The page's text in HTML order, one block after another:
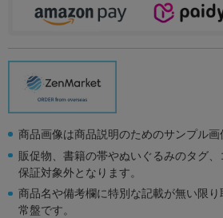
商品画像は商品説明のためのサンプル画
販促物、書籍の帯やぬいぐるみのタグ
保証対象外となります。
商品名や備考欄に特別な記載が無い限
常盤です。